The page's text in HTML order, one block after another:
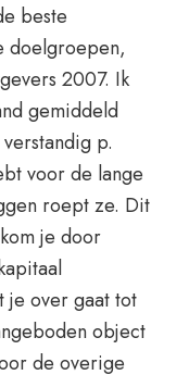
beste
doelgroepen,
2007. Ik
gemiddeld
p.
voor de lange
roept ze. Dit
je door
je over gaat tot
object
de overige